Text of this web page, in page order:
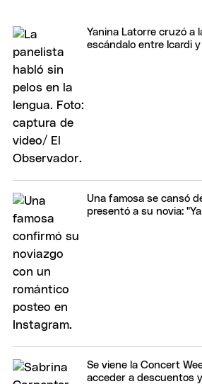
Yanina Latorre cruzó a
escándalo entre Icardi
Una famosa se cansó
presentó a su novia:
Se viene la Concert
acceder a descuentos